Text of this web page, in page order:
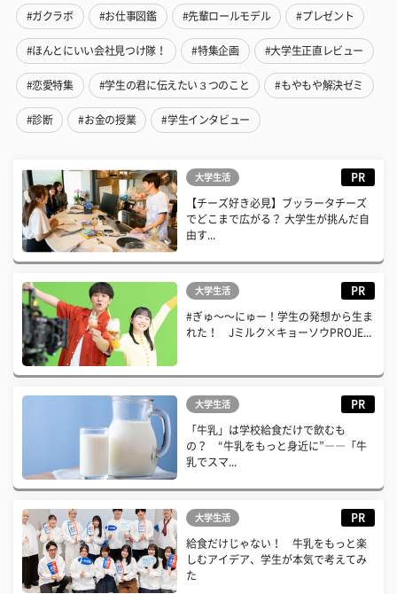
#ガクラボ #お仕事図鑑 #先輩ロールモデル #プレゼント
#ほんとにいい会社見つけ隊！ #特集企画 #大学生正直レビュー
#恋愛特集 #学生の君に伝えたい３つのこと #もやもや解決ゼミ
#診断 #お金の授業 #学生インタビュー
大学生活 PR
【チーズ好き必見】ブッラータチーズ
でどこまで広がる？ 大学生が挑んだ自
由す...
大学生活 PR
#ぎゅ〜〜にゅー！学生の発想から生ま
れた！ Jミルク×キョーソウPROJE...
大学生活 PR
「牛乳」は学校給食だけで飲むも
の？ “牛乳をもっと身近に”――「牛
乳でスマ...
大学生活 PR
給食だけじゃない！ 牛乳をもっと楽
しむアイデア、学生が本気で考えてみ
た